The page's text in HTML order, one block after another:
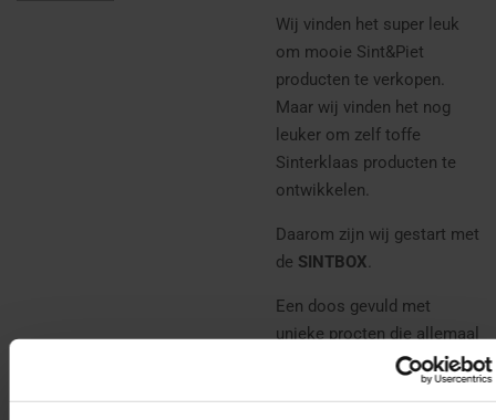
Wij vinden het super leuk
om mooie Sint&Piet
producten te verkopen.
Maar wij vinden het nog
leuker om zelf toffe
Sinterklaas producten te
ontwikkelen.
Daarom zijn wij gestart met
de SINTBOX.
Een doos gevuld met
unieke procten die allemaal
gebasseerd zijn op een
belangrijk/bekend persoon